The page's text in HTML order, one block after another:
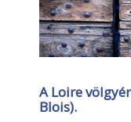
A Loire
Blois).